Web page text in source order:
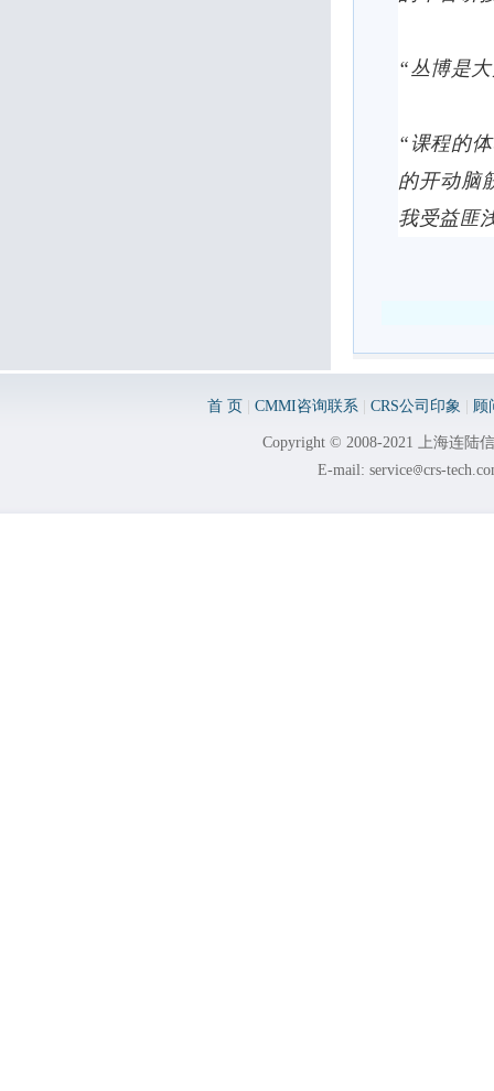
“丛博是
“课程的
的开动脑
我受益匪
首 页 CMMI咨询联系 CRS公司印象 顾
Copyright © 2008-2021 上海连陆
E-mail: service
crs-